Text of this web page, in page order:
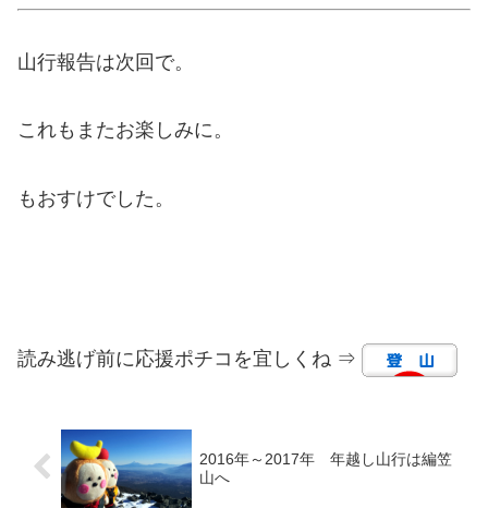
山行報告は次回で。
これもまたお楽しみに。
もおすけでした。
読み逃げ前に応援ポチコを宜しくね ⇒
2016年～2017年 年越し山行は編笠
山へ